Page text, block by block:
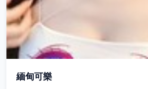
緬甸可樂